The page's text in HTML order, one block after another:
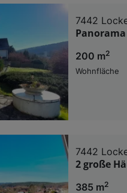
7442
200 m2
Wohnfläche
7442
2 große
385 m2